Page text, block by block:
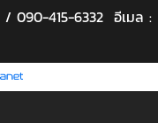
/ 090-415-6332 อีเมล :